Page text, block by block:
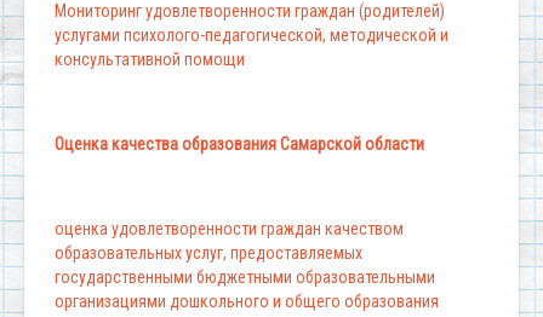
Мониторинг удовлетворенности граждан (родителей)
услугами психолого-педагогической, методической и
консультативной помощи
Оценка качества образования Самарской области
оценка удовлетворенности граждан качеством
образовательных услуг, предоставляемых
государственными бюджетными образовательными
организациями дошкольного и общего образования